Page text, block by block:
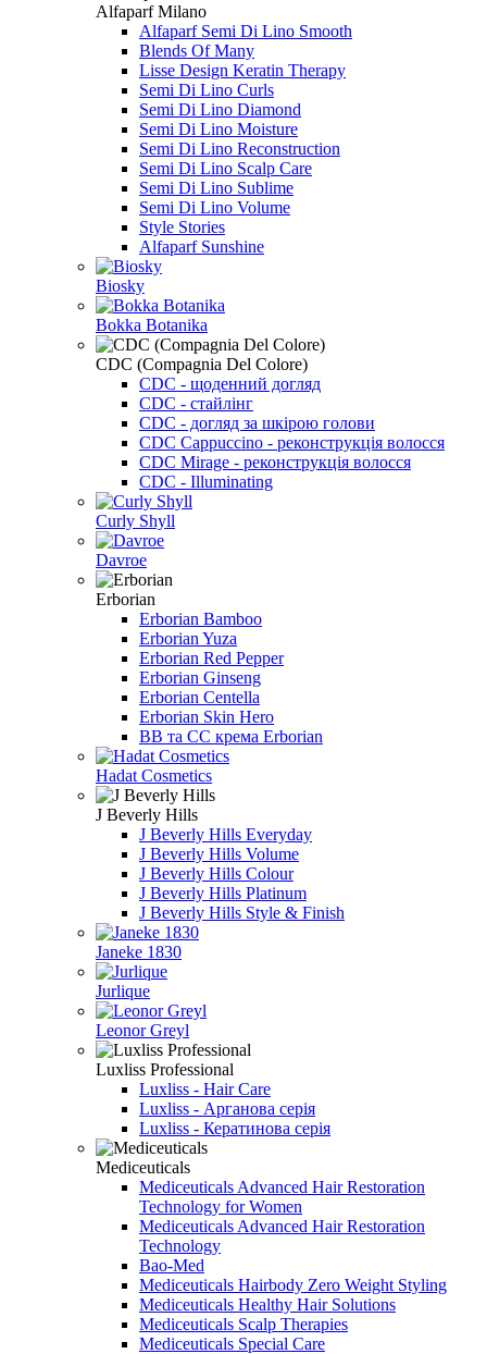
Alfaparf Milano
Alfaparf Semi Di Lino Smooth
Blends Of Many
Lisse Design Keratin Therapy
Semi Di Lino Curls
Semi Di Lino Diamond
Semi Di Lino Moisture
Semi Di Lino Reconstruction
Semi Di Lino Scalp Care
Semi Di Lino Sublime
Semi Di Lino Volume
Style Stories
Alfaparf Sunshine
Biosky
Bokka Botanika
CDC (Compagnia Del Colore)
CDC - щоденний догляд
CDC - стайлінг
CDC - догляд за шкірою голови
CDC Cappuccino - реконструкція волосся
CDC Mirage - реконструкція волосся
CDC - Illuminating
Curly Shyll
Davroe
Erborian
Erborian Bamboo
Erborian Yuza
Erborian Red Pepper
Erborian Ginseng
Erborian Centella
Erborian Skin Hero
BB та CC крема Erborian
Hadat Cosmetics
J Beverly Hills
J Beverly Hills Everyday
J Beverly Hills Volume
J Beverly Hills Colour
J Beverly Hills Platinum
J Beverly Hills Style & Finish
Janeke 1830
Jurlique
Leonor Greyl
Luxliss Professional
Luxliss - Hair Care
Luxliss - Арганова серія
Luxliss - Кератинова серія
Mediceuticals
Mediceuticals Advanced Hair Restoration
Technology for Women
Mediceuticals Advanced Hair Restoration
Technology
Bao-Med
Mediceuticals Hairbody Zero Weight Styling
Mediceuticals Healthy Hair Solutions
Mediceuticals Scalp Therapies
Mediceuticals Special Care